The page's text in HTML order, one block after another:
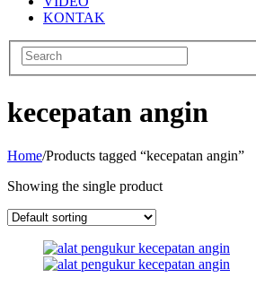
KONTAK
kecepatan angin
Home/Products tagged “kecepatan angin”
Showing the single product